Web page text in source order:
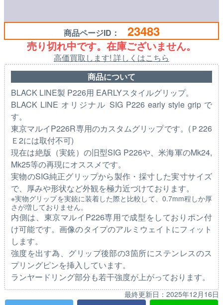
商品ページID： 23483
売り切れ中です。在庫ございません。
高価買取します! 詳しくはこちら
商品について
BLACK LINE製 P226用 EARLYスタイルグリップ。
BLACK LINE オリジナル SIG P226 early style grip で
す。
東京マルイP226R専用のカスタムグリップです。(Ｐ226
Ｅ2には取付不可)
現在は絶版（実銃）の旧型SIG P226や、米海軍のMk24,
Mk25等の再現にオススメです。
実物のSIG純正グリップから製作・採寸した実寸サイズ
で、厚みや形状など外観を極力近づけております。
※実物グリップを実銃に装着した際と比較して、0.7mm程しか厚
さが増しておりません。
内側は、東京マルイP226専用で成型をしておりポン付
け可能です。画像のタイプのアルミウェイトにフィット
します。
強度を出す為、グリップ後部の3箇所にステンレスのス
プリングピンを挿入しています。
ランヤードリング部分も若干強度が上がっております。
最終更新日： 2025年12月16日